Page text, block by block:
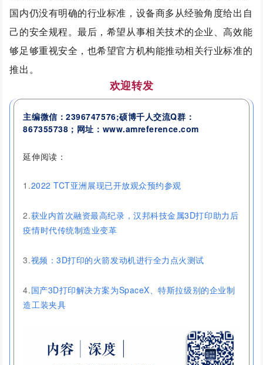
国内仍没有明确的行业标准， 设备商多从经验角度给出自
己的安全规程。最后，希望从事相关技术的企业、高效能
够足够重视安全，也希望官方机构能推动相关行业标准的
推出。
欢迎转发
主编微信：2396747576;硕博千人交流Q群：
867355738 ；网址：www.amreference.com
延伸阅读：
1.2022 TCT亚洲展现已开放观众预约参观
2.获业内首次融资最高纪录，汉邦科技金属3D打印助力后
疫情时代传统制造业变革
3.视频：3D打印的火箭发动机进行全力点火测试
4.国产3D打印解决方案为SpaceX、特斯拉级别的企业制
造工装夹具